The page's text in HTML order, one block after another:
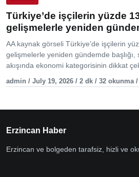
Türkiye’de işçilerin yüzde
gelişmelerle yeniden
AA kaynak görseli Türkiye’de işçilerin
gelişmelerle yeniden gündemde
akışında ekonomi kategorisinin dikkat
admin / July 19, 2026 / 2 dk / 32 okunma
Erzincan Haber
Erzincan ve bolgeden tarafsiz, hizli ve